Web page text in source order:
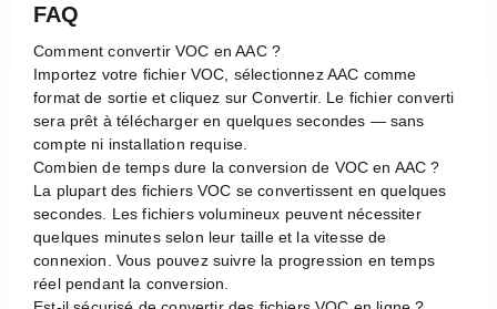
FAQ
Comment convertir VOC en AAC ?
Importez votre fichier VOC, sélectionnez AAC comme
format de sortie et cliquez sur Convertir. Le fichier converti
sera prêt à télécharger en quelques secondes — sans
compte ni installation requise.
Combien de temps dure la conversion de VOC en AAC ?
La plupart des fichiers VOC se convertissent en quelques
secondes. Les fichiers volumineux peuvent nécessiter
quelques minutes selon leur taille et la vitesse de
connexion. Vous pouvez suivre la progression en temps
réel pendant la conversion.